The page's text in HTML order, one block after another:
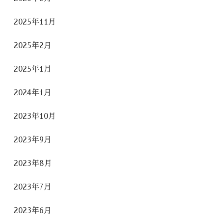
2025年11月
2025年2月
2025年1月
2024年1月
2023年10月
2023年9月
2023年8月
2023年7月
2023年6月